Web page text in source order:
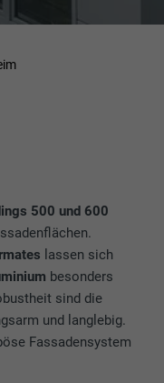
500 und 600
lassen sich
besonders
sind die
und langlebig.
Fassadensystem